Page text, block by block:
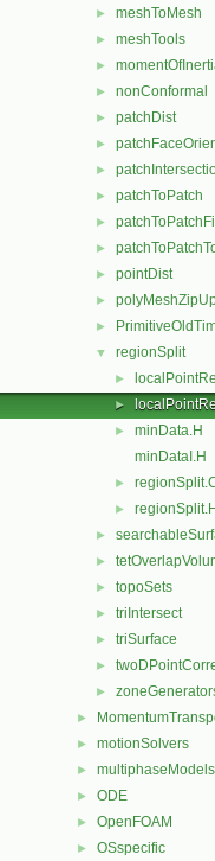
► meshToMesh
► meshTools
►
► nonConformal
► patchDist
►
►
► patchToPatch
►
►
► pointDist
►
►
▼ regionSplit
►
►
►
minData.H
minDataI.H
►
► regionSplit.H
►
►
► topoSets
► triIntersect
► triSurface
►
►
►
► motionSolvers
► multiphaseModels
► ODE
► OpenFOAM
► OSspecific